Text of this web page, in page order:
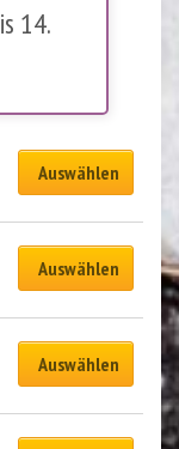
14.
Auswählen
Auswählen
Auswählen